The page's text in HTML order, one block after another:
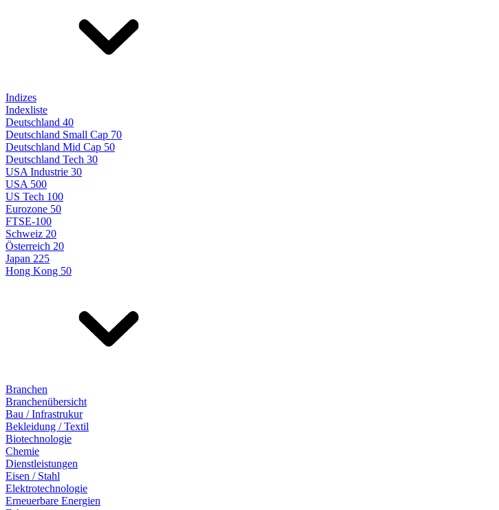
Indizes
Indexliste
Deutschland 40
Deutschland Small Cap 70
Deutschland Mid Cap 50
Deutschland Tech 30
USA Industrie 30
USA 500
US Tech 100
Eurozone 50
FTSE-100
Schweiz 20
Österreich 20
Japan 225
Hong Kong 50
Branchen
Branchenübersicht
Bau / Infrastrukur
Bekleidung / Textil
Biotechnologie
Chemie
Dienstleistungen
Eisen / Stahl
Elektrotechnologie
Erneuerbare Energien